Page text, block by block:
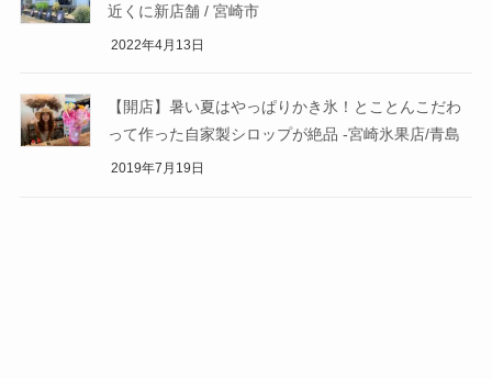
近くに新店舗 / 宮崎市
2022年4月13日
【開店】暑い夏はやっぱりかき氷！とことんこだわ
って作った自家製シロップが絶品 -宮崎氷果店/青島
2019年7月19日